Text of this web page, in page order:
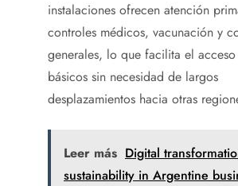
instalaciones ofrecen atención
controles médicos, vacunación y
generales, lo que facilita el
básicos sin necesidad de largos
desplazamientos hacia otras
Leer más Digital
sustainability in Argentine